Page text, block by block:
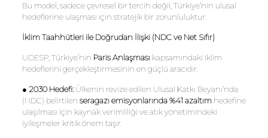
Bu model, sadece çevresel bir tercih değil, Türkiye’nin ulusal
hedeflerine ulaşması için stratejik bir zorunluluktur:
İklim Taahhütleri ile Doğrudan İlişki (NDC ve Net Sıfır)
UDESP, Türkiye’nin Paris Anlaşmasıkapsamındaki iklim
hedeflerini gerçekleştirmesinin en güçlü aracıdır.
● 2030 Hedefi:Ülkenin revize edilen Ulusal Katkı Beyanı’nda
(NDC) belirtilen seragazı emisyonlarında %41 azaltımhedefine
ulaşılması için kaynak verimliliği ve atık yönetimindeki
iyileşmeler kritik önem taşır.